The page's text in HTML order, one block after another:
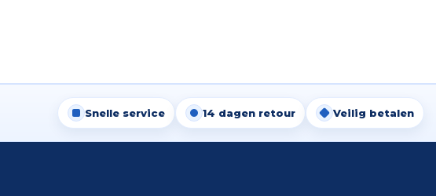
Snelle service 14 dagen retour Veilig betalen